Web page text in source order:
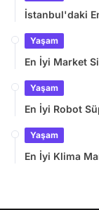
İstanbul'daki
Yaşam
En İyi Market
Yaşam
En İyi Robot
Yaşam
En İyi Klima